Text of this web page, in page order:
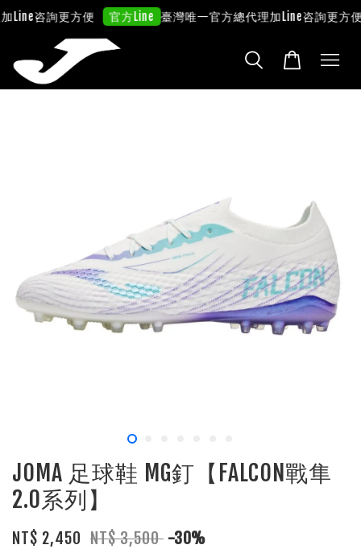
咨詢更方便 官方Line 臺灣唯一官方總代理加Line咨詢更方便
JOMA 足球鞋 MG釘【FALCON戰隼
2.0系列】
NT$ 2,450 NT$ 3,500 -30%